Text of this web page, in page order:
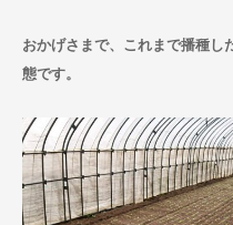
おかげさまで、これまで播種し
態です。